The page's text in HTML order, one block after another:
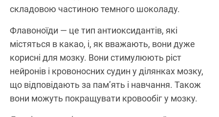
складовою частиною темного шоколаду.
Флавоноїди — це тип антиоксидантів, які
містяться в какао, і, як вважають, вони дуже
корисні для мозку. Вони стимулюють ріст
нейронів і кровоносних судин у ділянках мозку,
що відповідають за пам’ять і навчання. Також
вони можуть покращувати кровообіг у мозку.